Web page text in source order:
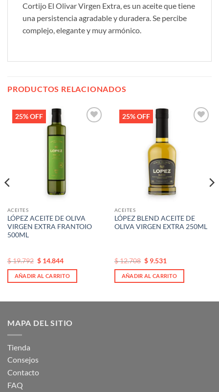
Cortijo El Olivar Virgen Extra, es un aceite que tiene
una persistencia agradable y duradera. Se percibe
complejo, elegante y muy armónico.
PRODUCTOS RELACIONADOS
25% OFF
ACEITES
LÓPEZ ACEITE DE OLIVA
VIRGEN EXTRA FRANTOIO
500ML
El
precio
original
era:
$ 19.792.
$19.792 El
precio
actual
es:
$ 19.792.
$14.844
AÑADIR AL CARRITO
25% OFF
ACEITES
LÓPEZ BLEND ACEITE DE
OLIVA VIRGEN EXTRA 250ML
El
precio
original
era:
$ 12.708.
$12.708 El
precio
actual
es:
$ 12.708.
$9.531
AÑADIR AL CARRITO
MAPA DEL SITIO
Tienda
Consejos
Contacto
FAQ